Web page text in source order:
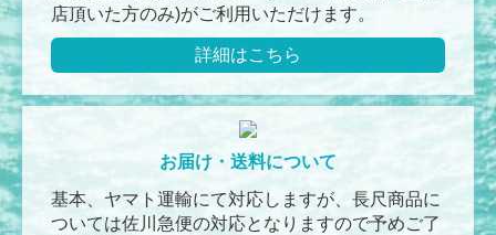
店頂いた方のみ)がご利用いただけます。
詳細はこちら
お届け・送料について
基本、ヤマト運輸にて対応しますが、長尺商品に
ついては佐川急便の対応となりますので予めご了